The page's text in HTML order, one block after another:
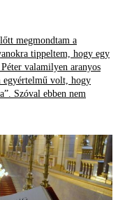
megmondtam a
tippeltem, hogy egy
valamilyen aranyos
egyértelmű volt, hogy
Szóval ebben nem